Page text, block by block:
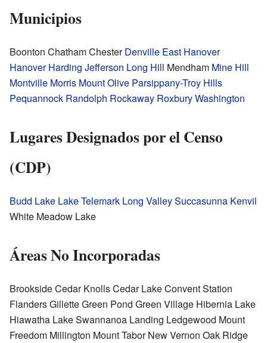
Municipios
Boonton Chatham ChesterDenville East Hanover
Hanover Harding Jefferson Long Hill Mendham Mine Hill
Montville Morris Mount Olive Parsippany-Troy Hills
Pequannock Randolph Rockaway RoxburyWashington
Lugares Designados por el Censo
(CDP)
Budd Lake Lake Telemark Long ValleySuccasunna Kenvil
White Meadow Lake
Áreas No Incorporadas
Brookside Cedar Knolls Cedar Lake Convent Station
Flanders Gillette Green Pond Green Village Hibernia Lake
Hiawatha Lake Swannanoa Landing Ledgewood Mount
Freedom Millington Mount Tabor New Vernon Oak Ridge